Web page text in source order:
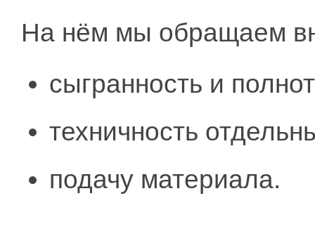
На нём мы обращаем
сыгранность и
техничность
​подачу материала.